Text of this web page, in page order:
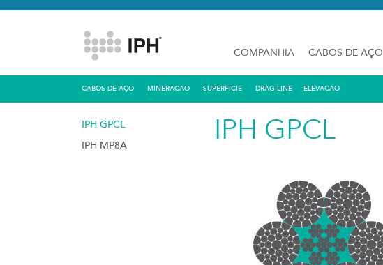
COMPANHIA CABOS DE AÇO
CABOS DE AÇO MINERACAO SUPERFICIE DRAG LINE ELEVACAO
IPH GPCL
IPH MP8A
IPH GPCL